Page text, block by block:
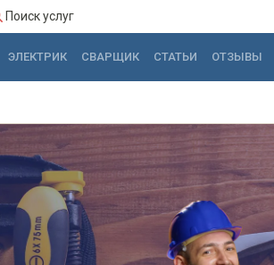
Поиск услуг
ЭЛЕКТРИК СВАРЩИК СТАТЬИ ОТЗЫВЫ